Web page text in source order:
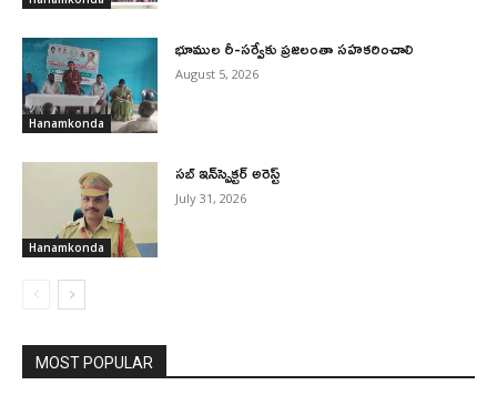
Hanamkonda
భూముల రీ-సర్వేకు ప్రజలంతా సహకరించాలి
August 5, 2026
Hanamkonda
సబ్ ఇన్‌స్పెక్టర్ అరెస్ట్
July 31, 2026
MOST POPULAR